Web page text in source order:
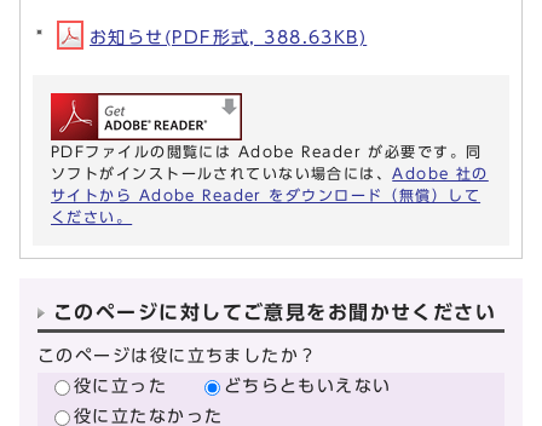
お知らせ(PDF形式, 388.63KB)
PDFファイルの閲覧には Adobe Reader が必要です。同
ソフトがインストールされていない場合には、 Adobe 社の
サイトから Adobe Reader をダウンロード（無償）して
ください。
このページに対してご意見をお聞かせください
このページは役に立ちましたか？
役に立った
どちらともいえない
役に立たなかった